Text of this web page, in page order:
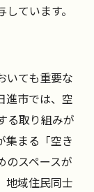
ています。
いても重要な
進市では、空
る取り組みが
集まる「空き
のスペースが
地域住民同士